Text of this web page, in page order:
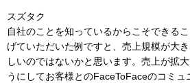
スズタク
自社のことを知っているからこそできる
げていただいた例ですと、売上規模が大
しいのではないかと思います。売上が拡
うにしてお客様とのFaceToFaceのコミュ